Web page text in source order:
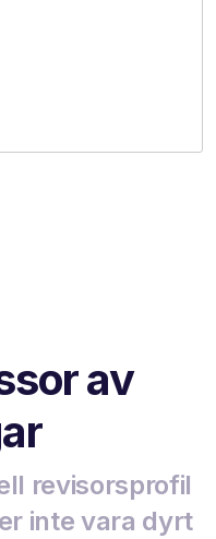
av
revisorsprofil
inte vara dyrt